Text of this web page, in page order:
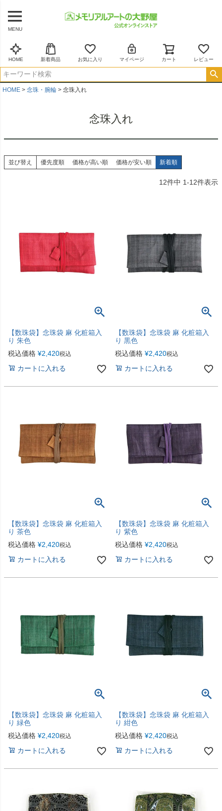
MENU
HOME 新着商品 お気に入り マイページ カート レビュー
HOME 念珠・腕輪 念珠入れ
念珠入れ
並び替え 優先度順 価格が高い順 価格が安い順 新着順
12件中 1-12件表示
【数珠袋】念珠袋 麻 化粧箱入
り 朱色
税込価格 ¥2,420税込
カートに入れる
【数珠袋】念珠袋 麻 化粧箱入
り 黒色
税込価格 ¥2,420税込
カートに入れる
【数珠袋】念珠袋 麻 化粧箱入
り 茶色
税込価格 ¥2,420税込
カートに入れる
【数珠袋】念珠袋 麻 化粧箱入
り 紫色
税込価格 ¥2,420税込
カートに入れる
【数珠袋】念珠袋 麻 化粧箱入
り 緑色
税込価格 ¥2,420税込
カートに入れる
【数珠袋】念珠袋 麻 化粧箱入
り 紺色
税込価格 ¥2,420税込
カートに入れる